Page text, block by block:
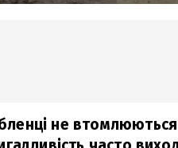
не втомлюються